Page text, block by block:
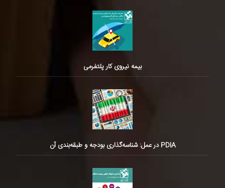
بیمه نیروی کار پلتفرمی
PDIA در عمل: شناسه‌گذاری بودجه و طبقه‌بندی آن